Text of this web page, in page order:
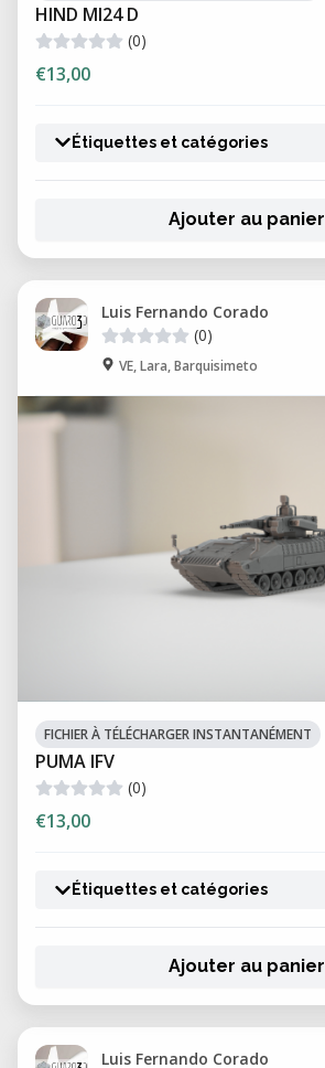
HIND MI24 D
(0)
€13,00
Étiquettes et catégories
Ajouter au panier
Luis Fernando Corado
(0)
VE, Lara, Barquisimeto
FICHIER À TÉLÉCHARGER INSTANTANÉMENT
PUMA IFV
(0)
€13,00
Étiquettes et catégories
Ajouter au panier
Luis Fernando Corado